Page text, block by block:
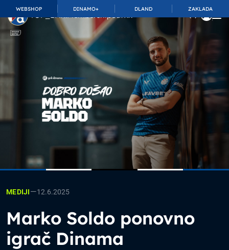
WEBSHOP DINAMO+ DLAND ZAKLADA
TOP_BAR.MembershipSuffix
MEDIJI—12.6.2025
Marko Soldo ponovno
igrač Dinama